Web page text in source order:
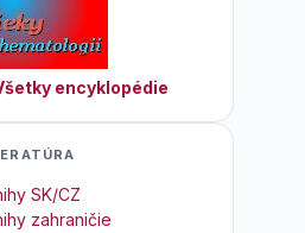
encyklopédie
SK/CZ
zahraničie